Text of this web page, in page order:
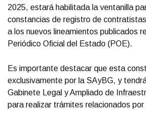
2025, estará habilitada la ventanilla
constancias de registro de
a los nuevos lineamientos publicados
Periódico Oficial del Estado (POE).
Es importante destacar que esta
exclusivamente por la SAyBG, y
Gabinete Legal y Ampliado de
para realizar trámites relacionados por